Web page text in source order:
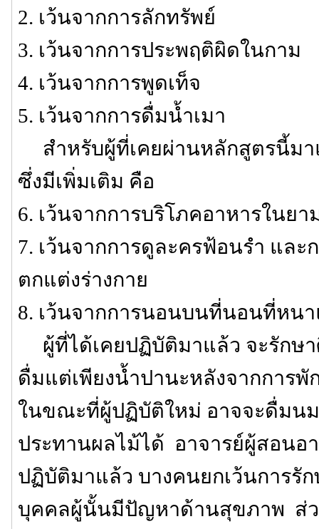
2. เว้นจากการลักทรัพย์
3. เว้นจากการประพฤติผิดในกาม
4. เว้นจากการพูดเท็จ
5. เว้นจากการดื่มน้ำเมา
สำหรับผู้ที่เคยผ่านหลักสูตรนี้มา
ซึ่งมีเพิ่มเติม คือ
6. เว้นจากการบริโภคอาหารในยา
7. เว้นจากการดูละครฟ้อนรำ และ
ตกแต่งร่างกาย
8. เว้นจากการนอนบนที่นอนที่หน
ผู้ที่ได้เคยปฏิบัติมาแล้ว จะรักษา
ดื่มแต่เพียงน้ำปานะหลังจากการพั
ในขณะที่ผู้ปฏิบัติใหม่ อาจจะดื่มน
ประทานผลไม้ได้ อาจารย์ผู้สอนอ
ปฏิบัติมาแล้ว บางคนยกเว้นการรั
บุคคลผู้นั้นมีปัญหาด้านสุขภาพ ส่ว